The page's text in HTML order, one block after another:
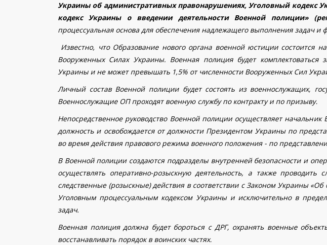
Украины об административных правонарушениях, Уголовный кодекс
кодекс Украины о введении деятельности Военной полиции»
процессуальная основа для обеспечения надлежащего выполнения задач и
Известно, что Образование нового органа военной юстиции состоится
Вооруженных Силах Украины. Военная полиция будет комплектоваться
Украины и не может превышать 1,5% от численности Вооруженных Сил
Личный состав Военной полиции будет состоять из военнослужащих,
Военнослужащие ОП проходят военную службу по контракту и по призыву.
Непосредственное руководство Военной полиции осуществляет
должность и освобождается от должности Президентом Украины по
во время действия правового режима военного положения - по
В Военной полиции создаются подразделы внутренней безопасности и
осуществлять оперативно-розыскную деятельность, а также проводить
следственные (розыскные) действия в соответствии с Законом Украины
Уголовным процессуальным кодексом Украины и исключительно в
задач.
Военная полиция должна будет бороться с ДРГ, охранять военные
восстанавливать порядок в воинских частях.